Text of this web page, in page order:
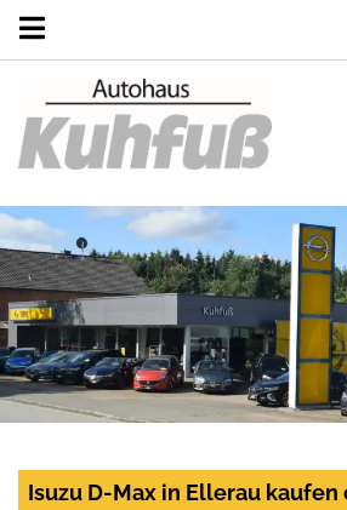
Isuzu D-Max in Ellerau kaufen